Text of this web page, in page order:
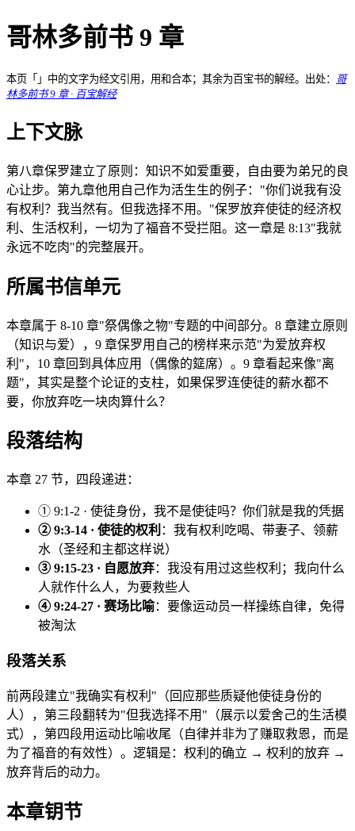
哥林多前书 9 章
本页「」中的文字为经文引用，用和合本；其余为百宝书的解经。出处：
哥
林多前书 9 章 · 百宝解经
上下文脉
第八章保罗建立了原则：知识不如爱重要，自由要为弟兄的良
心让步。第九章他用自己作为活生生的例子："你们说我有没
有权利？我当然有。但我选择不用。"保罗放弃使徒的经济权
利、生活权利，一切为了福音不受拦阻。这一章是 8:13"我就
永远不吃肉"的完整展开。
所属书信单元
本章属于 8-10 章"祭偶像之物"专题的中间部分。8 章建立原则
（知识与爱），9 章保罗用自己的榜样来示范"为爱放弃权
利"，10 章回到具体应用（偶像的筵席）。9 章看起来像"离
题"，其实是整个论证的支柱，如果保罗连使徒的薪水都不
要，你放弃吃一块肉算什么？
段落结构
本章 27 节，四段递进：
① 9:1-2 · 使徒身份，我不是使徒吗？你们就是我的凭据
② 9:3-14 · 使徒的权利 ：我有权利吃喝、带妻子、领薪
水（圣经和主都这样说）
③ 9:15-23 · 自愿放弃：我没有用过这些权利；我向什么
人就作什么人，为要救些人
④ 9:24-27 · 赛场比喻：要像运动员一样操练自律，免得
被淘汰
段落关系
前两段建立"我确实有权利"（回应那些质疑他使徒身份的
人），第三段翻转为"但我选择不用"（展示以爱舍己的生活模
式），第四段用运动比喻收尾（自律并非为了赚取救恩，而是
为了福音的有效性）。逻辑是：权利的确立 → 权利的放弃 →
放弃背后的动力。
本章钥节